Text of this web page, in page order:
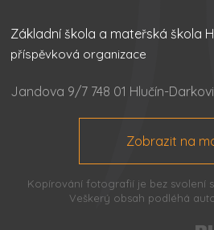
Základní škola a mateřská škola
příspěvková organizace
Jandova 9/7 748 01 Hlučín-
Zobrazit na
Kopírování fotografií je bez svolení
Veškerý obsah podléhá